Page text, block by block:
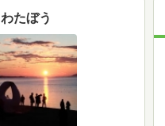
わたぼう